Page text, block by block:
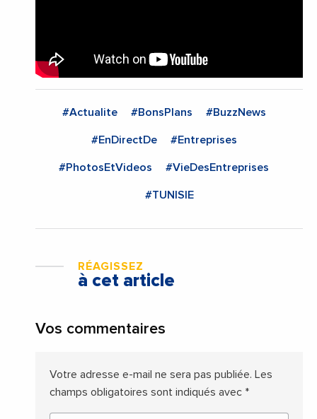
#Actualite #BonsPlans #BuzzNews
#EnDirectDe #Entreprises
#PhotosEtVideos #VieDesEntreprises
#TUNISIE
RÉAGISSEZ
à cet article
Vos commentaires
Votre adresse e-mail ne sera pas publiée. Les
champs obligatoires sont indiqués avec *